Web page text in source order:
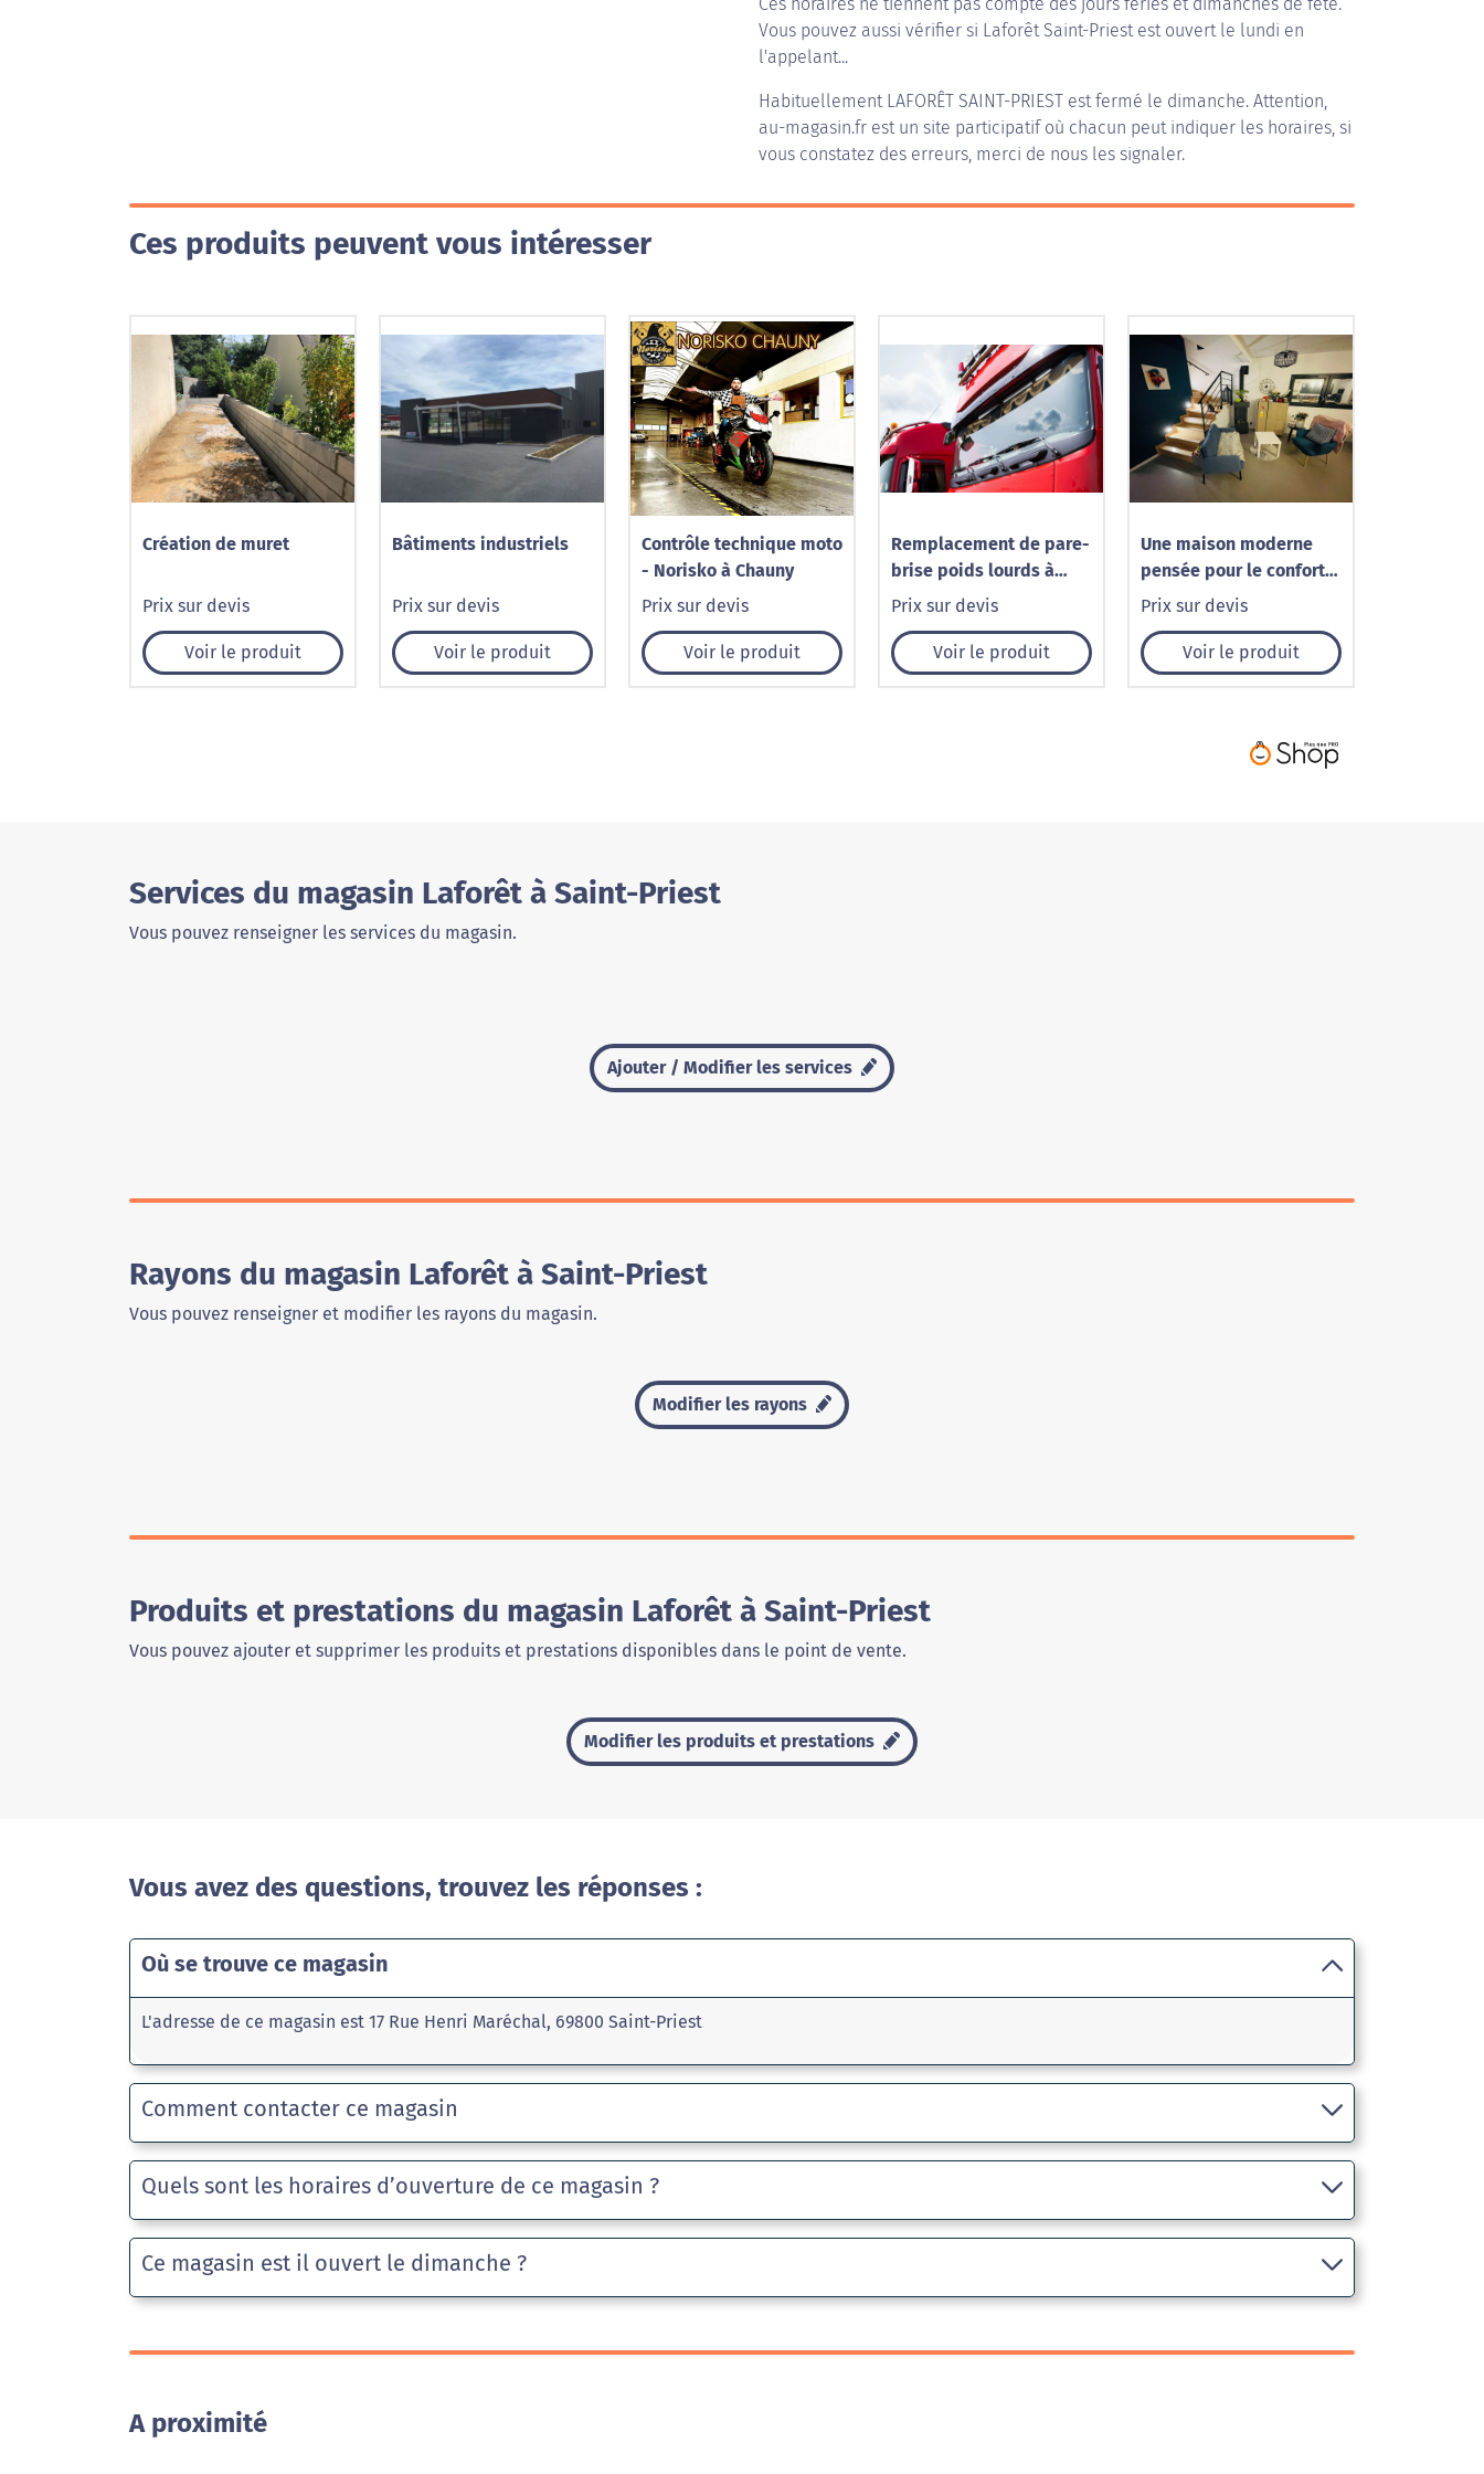
Vous pouvez aussi vérifier si Laforêt Saint-Priest est ouvert le lundi en
l'appelant...
Habituellement LAFORÊT SAINT-PRIEST est fermé le dimanche. Attention,
au-magasin.fr est un site participatif où chacun peut indiquer les horaires, si
vous constatez des erreurs, merci de nous les signaler.
Ces produits peuvent vous intéresser
Création de muret
Prix sur devis
Voir le produit
Bâtiments industriels
Prix sur devis
Voir le produit
Contrôle technique moto
- Norisko à Chauny
Prix sur devis
Voir le produit
Remplacement de pare-
brise poids lourds à
Caudry – 1001 Pare-Brise
Prix sur devis
Voir le produit
Une maison moderne
pensée pour le confort
au quotidien
Prix sur devis
Voir le produit
Services du magasin Laforêt à Saint-Priest
Vous pouvez renseigner les services du magasin.
Ajouter / Modifier les services
Rayons du magasin Laforêt à Saint-Priest
Vous pouvez renseigner et modifier les rayons du magasin.
Modifier les rayons
Produits et prestations du magasin Laforêt à Saint-Priest
Vous pouvez ajouter et supprimer les produits et prestations disponibles dans le point de vente.
Modifier les produits et prestations
Vous avez des questions, trouvez les réponses :
Où se trouve ce magasin
L'adresse de ce magasin est 17 Rue Henri Maréchal, 69800 Saint-Priest
Comment contacter ce magasin
Quels sont les horaires d’ouverture de ce magasin ?
Ce magasin est il ouvert le dimanche ?
A proximité